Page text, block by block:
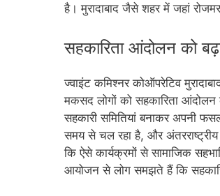
है। मुरादाबाद जैसे शहर में जहां
सहकारिता आंदोलन को
ज्वाइंट कमिश्नर कोऑपरेटिव
मकसद लोगों को सहकारिता
सहकारी समितियां बनाकर अपनी
समय से चल रहा है, और अंतरराष्ट्रीय
कि ऐसे कार्यक्रमों से सामाजिक
आयोजन से लोग समझते हैं कि